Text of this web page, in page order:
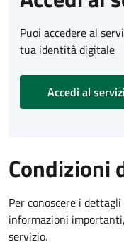
Puoi accedere al
tua identità digitale
Accedi al
Condizioni
Per conoscere i
informazioni
servizio.